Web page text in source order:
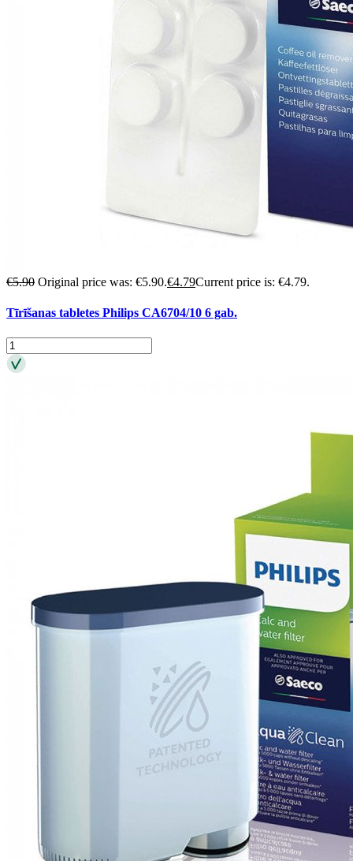
€5.90 Original price was: €5.90.€4.79Current price is: €4.79.
Tīrīšanas tabletes Philips CA6704/10 6 gab.